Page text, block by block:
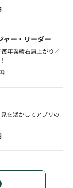
ャー・リーダー
年業績右肩上がり／
を活かしてアプリの